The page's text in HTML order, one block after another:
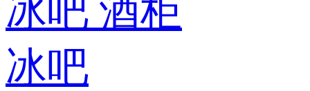
冰吧 酒柜
冰吧